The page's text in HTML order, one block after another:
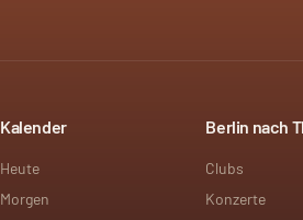
Kalender
Heute
Morgen
Berlin nach
Clubs
Konzerte